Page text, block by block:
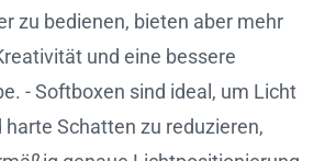
zu bedienen, bieten aber mehr
und eine bessere
- Softboxen sind ideal, um Licht
harte Schatten zu reduzieren,